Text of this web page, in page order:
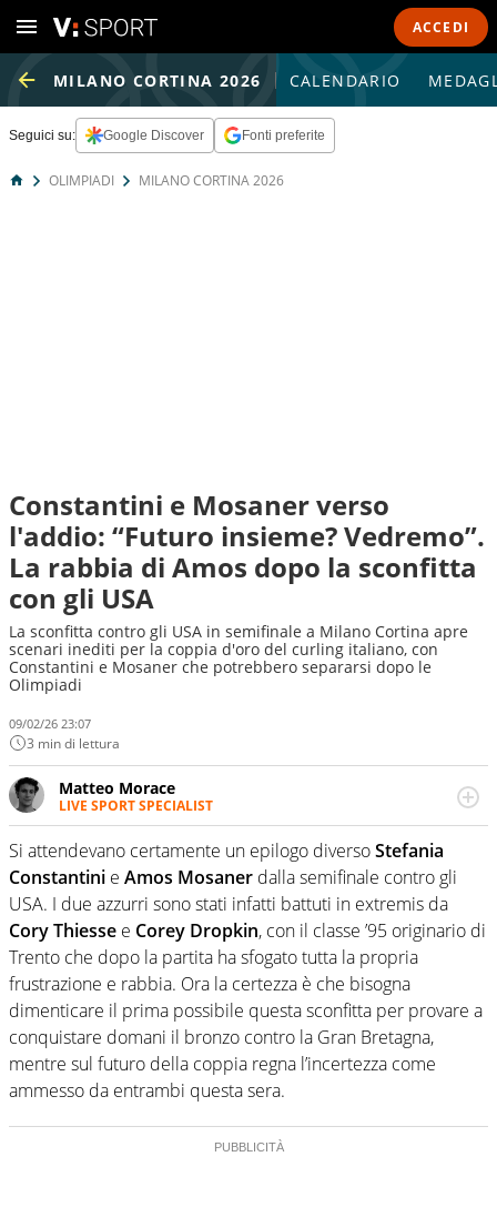
ACCEDI
MILANO CORTINA 2026 CALENDARIO
Seguici su: Google Discover Fonti preferite
OLIMPIADI MILANO CORTINA 2026
Constantini e Mosaner verso
l'addio: “Futuro insieme? Vedremo”.
La rabbia di Amos dopo la sconfitta
con gli USA
La sconfitta contro gli USA in semifinale a Milano Cortina apre
scenari inediti per la coppia d'oro del curling italiano, con
Constantini e Mosaner che potrebbero separarsi dopo le
Olimpiadi
09/02/26 23:07
3 min di lettura
Matteo Morace
LIVE SPORT SPECIALIST
La multimedialità quale approccio personale e
professionale. Ama raccontare lo sport focalizzando ogni
attenzione sul tempo reale: la verità della dirette non
sono opinioni ma fatti
Si attendevano certamente un epilogo diversoStefania
Constantini e Amos Mosaner dalla semifinale contro gli
USA. I due azzurri sono stati infatti battuti in extremis da
Cory Thiesse e Corey Dropkin, con il classe ’95 originario di
Trento che dopo la partita ha sfogato tutta la propria
frustrazione e rabbia. Ora la certezza è che bisogna
dimenticare il prima possibile questa sconfitta per provare a
conquistare domani il bronzo contro la Gran Bretagna,
mentre sul futuro della coppia regna l’incertezza come
ammesso da entrambi questa sera.